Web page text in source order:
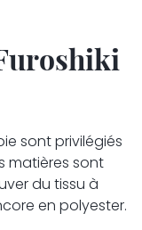
sont privilégiés
matières sont
du tissu à
en polyester.